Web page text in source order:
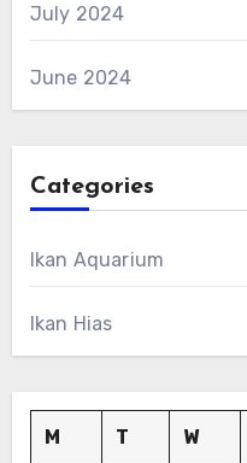
July 2024
June 2024
Categories
Ikan Aquarium
Ikan Hias
M T W